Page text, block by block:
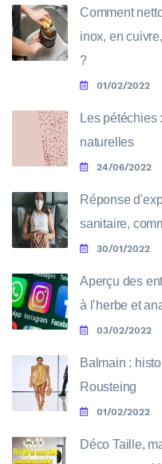
Comment
inox, en
?
01/02/2022
Les pétéchies
naturelles
24/06/2022
Réponse
sanitaire,
30/01/2022
Aperçu des
à l’herbe et
03/02/2022
Balmain :
Rousteing
01/02/2022
Déco Taille,